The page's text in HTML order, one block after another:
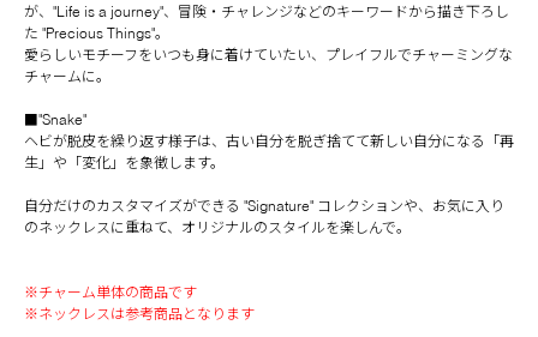
が、"Life is a journey"、冒険・チャレンジなどのキーワードから描き下ろし
た "Precious Things"。
愛らしいモチーフをいつも身に着けていたい、プレイフルでチャーミングな
チャームに。
■"Snake"
ヘビが脱皮を繰り返す様子は、古い自分を脱ぎ捨てて新しい自分になる「再
生」や「変化」を象徴します。
自分だけのカスタマイズができる "Signature" コレクションや、お気に入り
のネックレスに重ねて、オリジナルのスタイルを楽しんで。
※チャーム単体の商品です
※ネックレスは参考商品となります